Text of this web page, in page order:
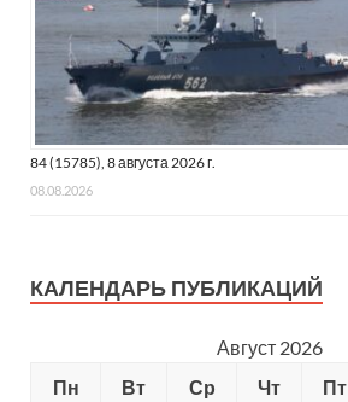
84 (15785), 8 августа 2026 г.
08.08.2026
КАЛЕНДАРЬ ПУБЛИКАЦИЙ
Август 2026
Пн
Вт Ср Чт Пт